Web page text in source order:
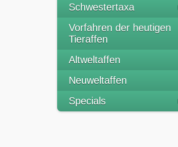
Schwestertaxa
Vorfahren der heutigen
Tieraffen
Altweltaffen
Neuweltaffen
Specials